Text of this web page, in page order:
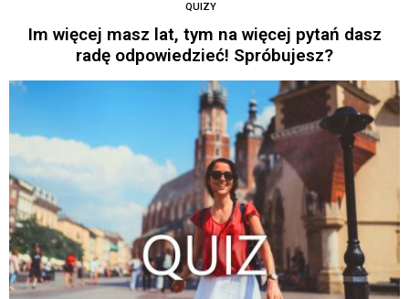
QUIZY
Im więcej masz lat, tym na więcej pytań dasz
radę odpowiedzieć! Spróbujesz?